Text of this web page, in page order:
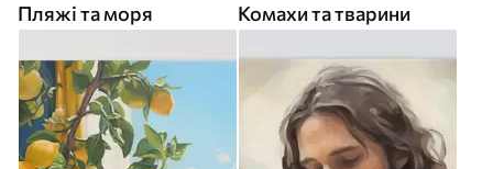
Пляжі та моря Комахи та тварини